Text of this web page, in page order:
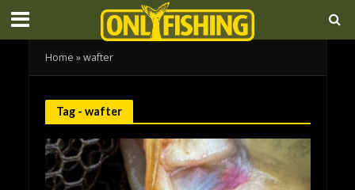
Home »wafter
Tag - wafter